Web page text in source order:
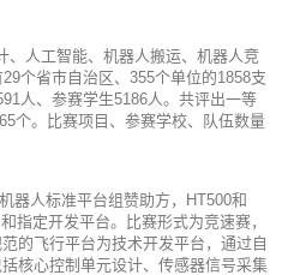
人工智能、机器人搬运、机器人竞
个省市自治区、355个单位的1858支
人、参赛学生5186人。共评出一等
个。比赛项目、参赛学校、队伍数量
人标准平台组赞助方，HT500和
指定开发平台。比赛形式为竞速赛，
的飞行平台为技术开发平台，通过自
核心控制单元设计、传感器信号采集